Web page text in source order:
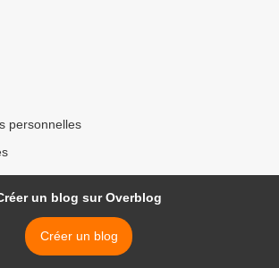
personnelles
un blog sur Overblog
Créer un blog